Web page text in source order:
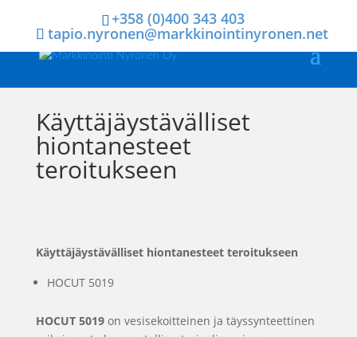
+358 (0)400 343 403
tapio.nyronen@markkinointinyronen.net
Käyttäjäystävälliset
hiontanesteet
teroitukseen
Käyttäjäystävälliset hiontanesteet teroitukseen
HOCUT 5019
HOCUT 5019on vesisekoitteinen ja täyssynteettinen